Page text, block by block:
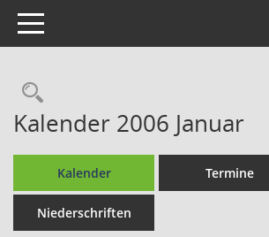
Toggle navigation
Rechercheauswahl
Kalender 2006 Januar
Kalender Termine
Niederschriften